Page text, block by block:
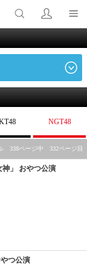
NGT48
338ページ中 332ページ目
神」 おやつ公演
つ公演